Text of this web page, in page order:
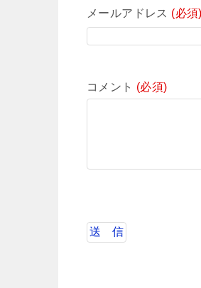
メールアドレス (必須)
コメント (必須)